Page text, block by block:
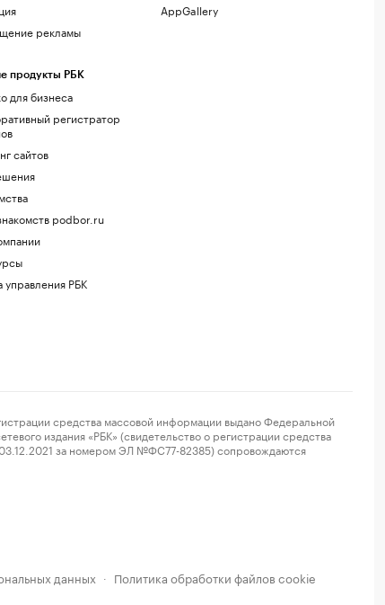
рекламы
продукты РБК
для бизнеса
регистратор
сайтов
podbor.ru
управления РБК
AppGallery
средства массовой информации выдано Федеральной
издания «РБК» (свидетельство о регистрации средства
за номером ЭЛ №ФС77-82385) сопровождаются
данных · Политика обработки файлов cookie